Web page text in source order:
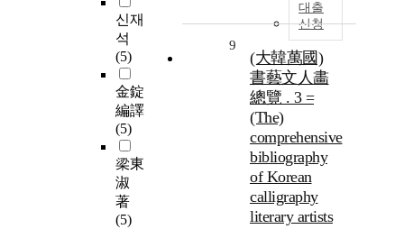
신재
석
(5)
金錠
編譯
(5)
梁東
淑
著
(5)
대출
신청
9
(大韓萬國)
書藝文人畵
總覽 . 3 =
(The)
comprehensive
bibliography
of Korean
calligraphy
literary artists